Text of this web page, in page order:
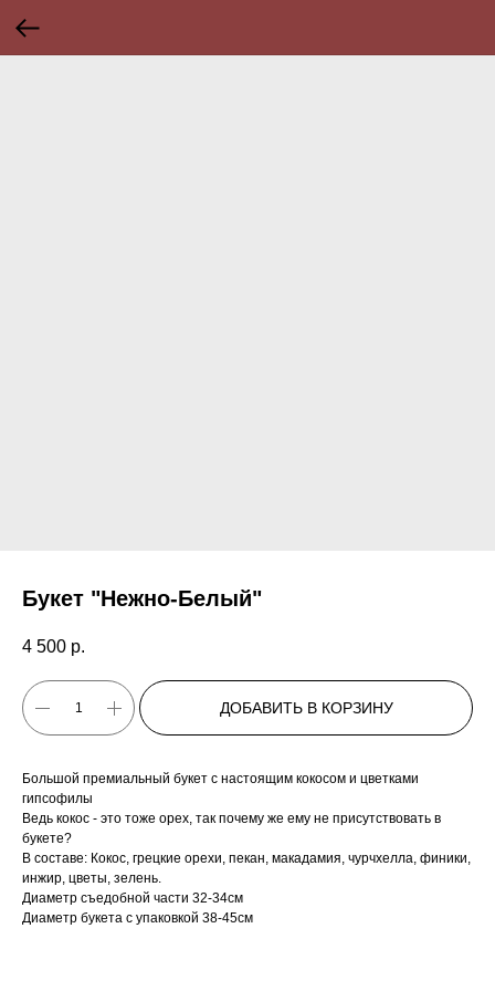
Букет "Нежно-Белый"
4 500 р.
ДОБАВИТЬ В КОРЗИНУ
Большой премиальный букет с настоящим кокосом и цветками
гипсофилы
Ведь кокос - это тоже орех, так почему же ему не присутствовать в
букете?
В составе: Кокос, грецкие орехи, пекан, макадамия, чурчхелла, финики,
инжир, цветы, зелень.
Диаметр съедобной части 32-34см
Диаметр букета с упаковкой 38-45см